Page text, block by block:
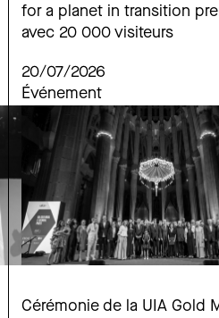
for a planet in transition
avec 20 000 visiteurs
20/07/2026
Événement
Cérémonie de la UIA Gold